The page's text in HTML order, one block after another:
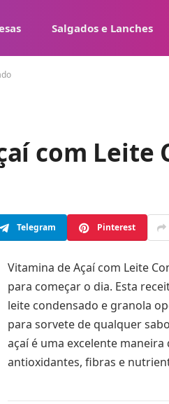
Salgados e Lanches
com Leite
Telegram Pinterest
Vitamina de Açaí com Leite
para começar o dia. Esta
leite condensado e granola
para sorvete de qualquer
açaí é uma excelente
antioxidantes, fibras e